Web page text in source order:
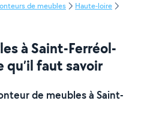
de meubles
Haute-loire
à Saint-Ferréol-
faut savoir
de meubles à Saint-